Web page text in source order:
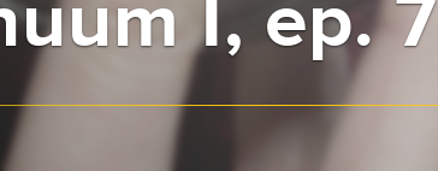
I, ep. 7